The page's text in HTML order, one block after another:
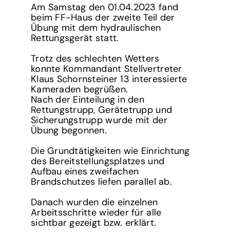
Am Samstag den 01.04.2023 fand
beim FF-Haus der zweite Teil der
Übung mit dem hydraulischen
Rettungsgerät statt.
Trotz des schlechten Wetters
konnte Kommandant Stellvertreter
Klaus Schornsteiner 13 interessierte
Kameraden begrüßen.
Nach der Einteilung in den
Rettungstrupp, Gerätetrupp und
Sicherungstrupp wurde mit der
Übung begonnen.
Die Grundtätigkeiten wie Einrichtung
des Bereitstellungsplatzes und
Aufbau eines zweifachen
Brandschutzes liefen parallel ab.
Danach wurden die einzelnen
Arbeitsschritte wieder für alle
sichtbar gezeigt bzw. erklärt.